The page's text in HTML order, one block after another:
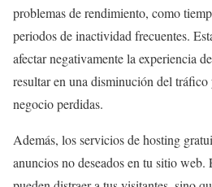
problemas de rendimiento, como
periodos de inactividad frecuentes.
afectar negativamente la experiencia
resultar en una disminución del
negocio perdidas.
Además, los servicios de hosting
anuncios no deseados en tu sitio web.